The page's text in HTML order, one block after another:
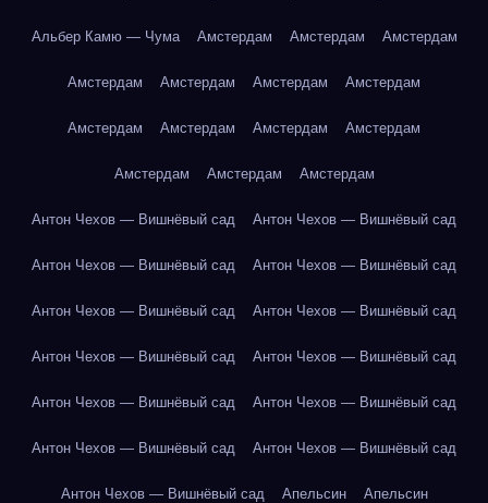
Альбер Камю — Чума Амстердам Амстердам Амстердам
Амстердам Амстердам Амстердам Амстердам
Амстердам Амстердам Амстердам Амстердам
Амстердам Амстердам Амстердам
Антон Чехов — Вишнёвый сад Антон Чехов — Вишнёвый сад
Антон Чехов — Вишнёвый сад Антон Чехов — Вишнёвый сад
Антон Чехов — Вишнёвый сад Антон Чехов — Вишнёвый сад
Антон Чехов — Вишнёвый сад Антон Чехов — Вишнёвый сад
Антон Чехов — Вишнёвый сад Антон Чехов — Вишнёвый сад
Антон Чехов — Вишнёвый сад Антон Чехов — Вишнёвый сад
Антон Чехов — Вишнёвый сад Апельсин Апельсин